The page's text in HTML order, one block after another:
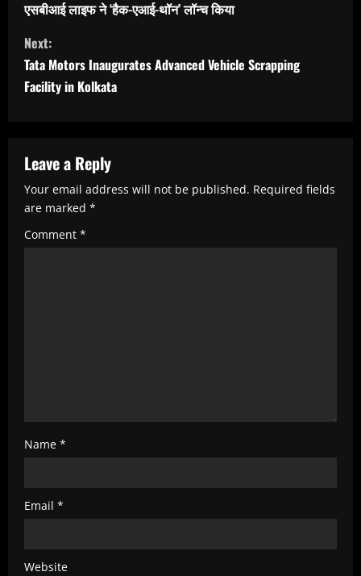
n
t
i
e
R
e
a
एसबीआई लाइफ ने ‘हैक-एआई-थॉन’ लॉन्च किया
Next:
Tata Motors Inaugurates Advanced Vehicle Scrapping
Facility in Kolkata
Leave a Reply
Your email address will not be published. Required fields
are marked *
Comment *
Name *
Email *
Website